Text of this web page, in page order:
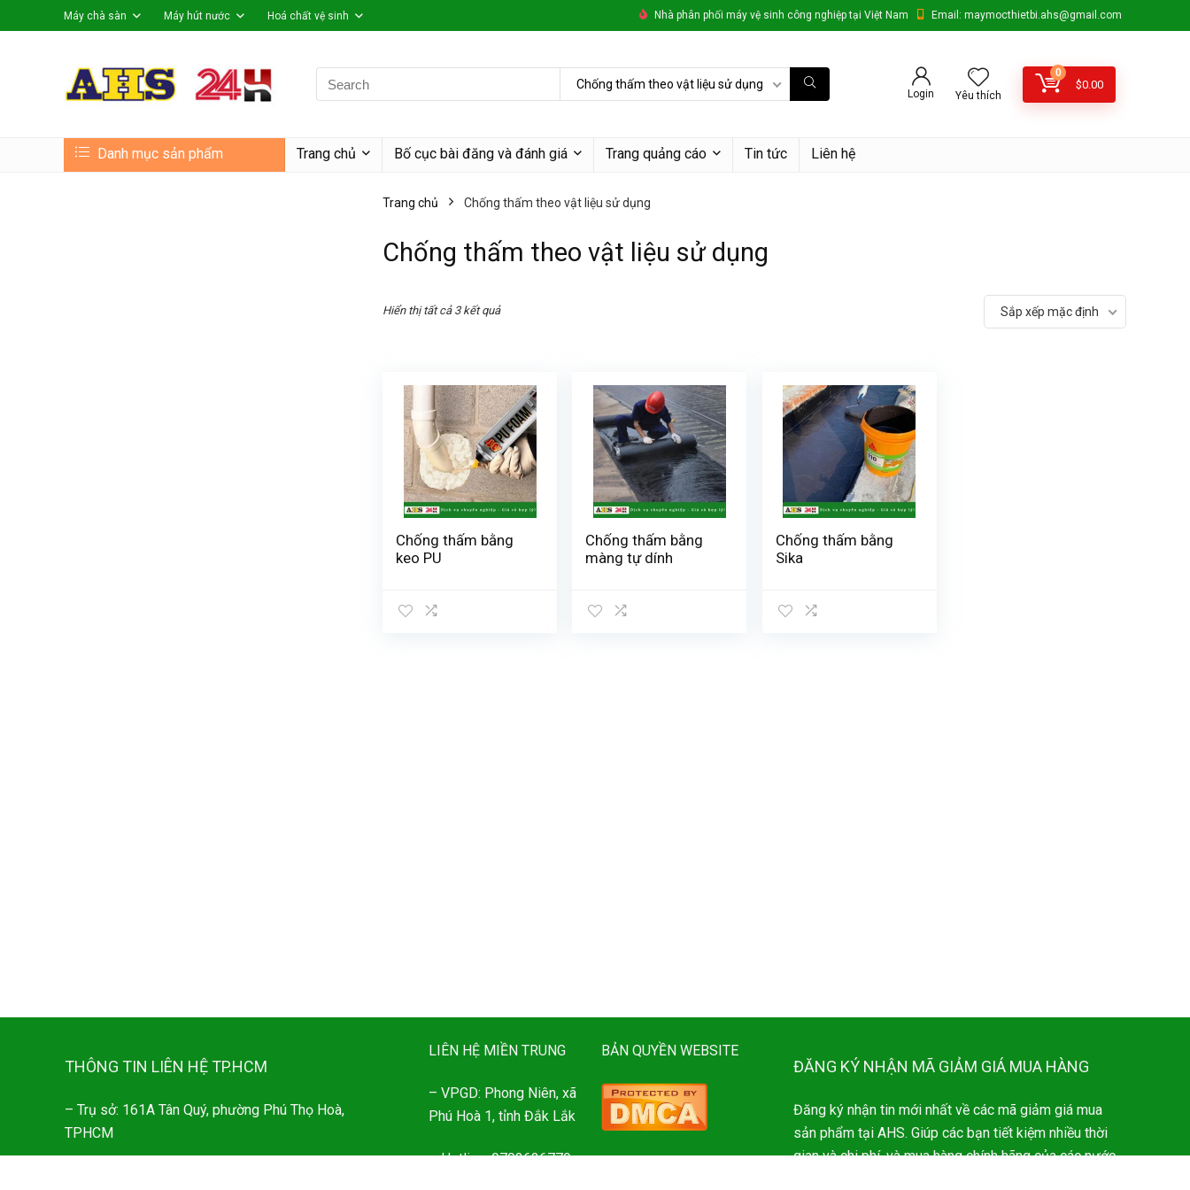
Máy chà sàn Máy hút nước Hoá chất vệ sinh Nhà phân phối máy vệ sinh công nghiệp tại Việt Nam Email: maymocthietbi.ahs@gmail.com
Search
for:
Chống thấm theo vật liệu sử dụng
Login Yêu thích
0
$0.00
Danh mục sản phẩm Trang chủ Bố cục bài đăng và đánh giá Trang quảng cáo Tin tức Liên hệ
Trang chủ Chống thấm theo vật liệu sử dụng
Chống thấm theo vật liệu sử dụng
Hiển thị tất cả 3 kết quả Sắp xếp mặc định
Chống thấm bằng
keo PU
Chống thấm bằng
màng tự dính
Chống thấm bằng
Sika
THÔNG TIN LIÊN HỆ TP.HCM
– Trụ sở: 161A Tân Quý, phường Phú Thọ Hoà,
TPHCM
LIÊN HỆ MIỀN TRUNG
– VPGD: Phong Niên, xã
Phú Hoà 1, tỉnh Đắk Lắk
– Hotline: 0703636779
BẢN QUYỀN WEBSITE
ĐĂNG KÝ NHẬN MÃ GIẢM GIÁ MUA HÀNG
Đăng ký nhận tin mới nhất về các mã giảm giá mua
sản phẩm tại AHS. Giúp các bạn tiết kiệm nhiều thời
gian và chi phí, và mua hàng chính hãng của các nước